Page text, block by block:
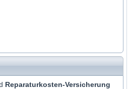
Reparaturkosten-Versicherung